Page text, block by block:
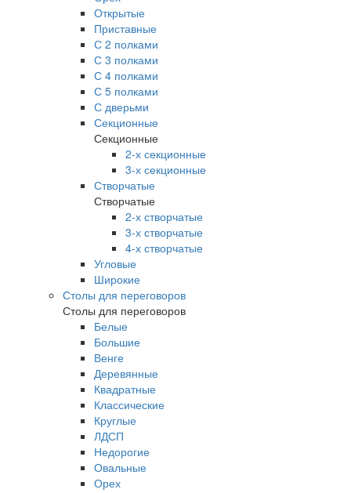
Открытые
Приставные
С 2 полками
С 3 полками
С 4 полками
С 5 полками
С дверьми
Секционные
Секционные
2-х секционные
3-х секционные
Створчатые
Створчатые
2-х створчатые
3-х створчатые
4-х створчатые
Угловые
Широкие
Столы для переговоров
Столы для переговоров
Белые
Большие
Венге
Деревянные
Квадратные
Классические
Круглые
ЛДСП
Недорогие
Овальные
Орех